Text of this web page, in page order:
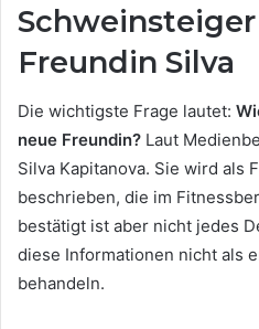
Freundin Silva
Die wichtigste Frage lautet:
neue Freundin? Laut
Silva Kapitanova. Sie wird als
beschrieben, die im
bestätigt ist aber nicht jedes
diese Informationen nicht als
behandeln.